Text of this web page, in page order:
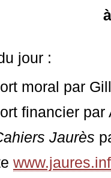
jour :
moral par
financier par
Jaurès